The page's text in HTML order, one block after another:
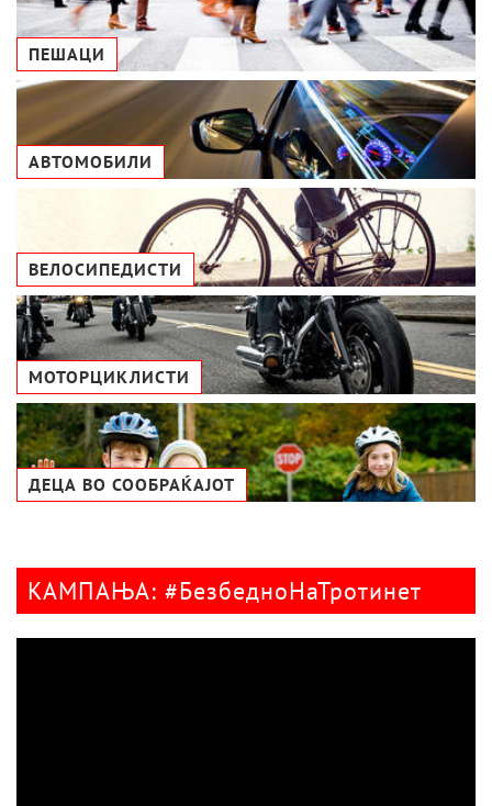
ПЕШАЦИ
АВТОМОБИЛИ
ВЕЛОСИПЕДИСТИ
МОТОРЦИКЛИСТИ
ДЕЦА ВО СООБРАЌАЈОТ
КАМПАЊА: #БезбедноНаТротинет